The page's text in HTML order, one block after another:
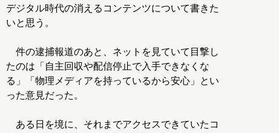
デジタル時代の消えるコンテンツについて書きた
いと思う。
件の逮捕報道のあと、ネットを見ていて目撃し
たのは「自主回収や配信停止で入手できなくな
る」「物理メディアを持っているから安心」とい
った意見だった。
ある日を境に、それまでアクセスできていたコ